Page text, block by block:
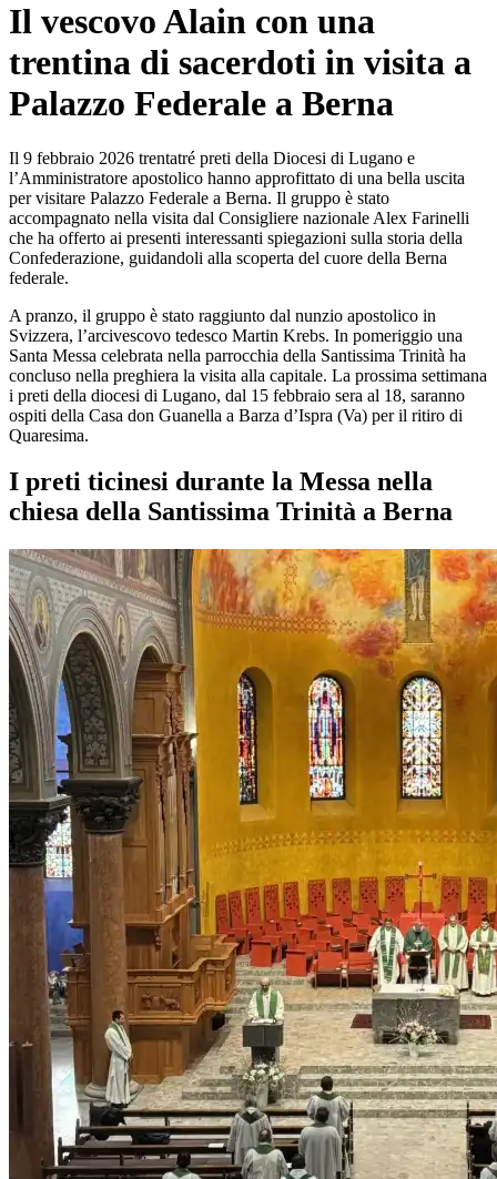
Il vescovo Alain con una
trentina di sacerdoti in visita a
Palazzo Federale a Berna
Il 9 febbraio 2026 trentatré preti della Diocesi di Lugano e
l’Amministratore apostolico hanno approfittato di una bella uscita
per visitare Palazzo Federale a Berna. Il gruppo è stato
accompagnato nella visita dal Consigliere nazionale Alex Farinelli
che ha offerto ai presenti interessanti spiegazioni sulla storia della
Confederazione, guidandoli alla scoperta del cuore della Berna
federale.
A pranzo, il gruppo è stato raggiunto dal nunzio apostolico in
Svizzera, l’arcivescovo tedesco Martin Krebs. In pomeriggio una
Santa Messa celebrata nella parrocchia della Santissima Trinità ha
concluso nella preghiera la visita alla capitale. La prossima settimana
i preti della diocesi di Lugano, dal 15 febbraio sera al 18, saranno
ospiti della Casa don Guanella a Barza d’Ispra (Va) per il ritiro di
Quaresima.
I preti ticinesi durante la Messa nella
chiesa della Santissima Trinità a Berna